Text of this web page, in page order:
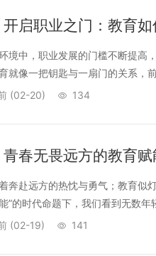
启职业之门：教育
境中，职业发展的门槛不断提高
就像一把钥匙与一扇门的关系，
(02-20) 134
春无畏远方的教育赋
奔赴远方的热忱与勇气；教育似
”的时代命题下，我们看到无数
(02-19) 141